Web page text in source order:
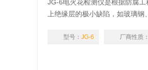
JG-6电火花检测仪是根据防腐
上绝缘层的极小缺陷，如玻璃
型号： JG-6 厂商性质：